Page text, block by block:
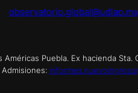
observatorio.global@udlap.mx
Puebla. Ex hacienda